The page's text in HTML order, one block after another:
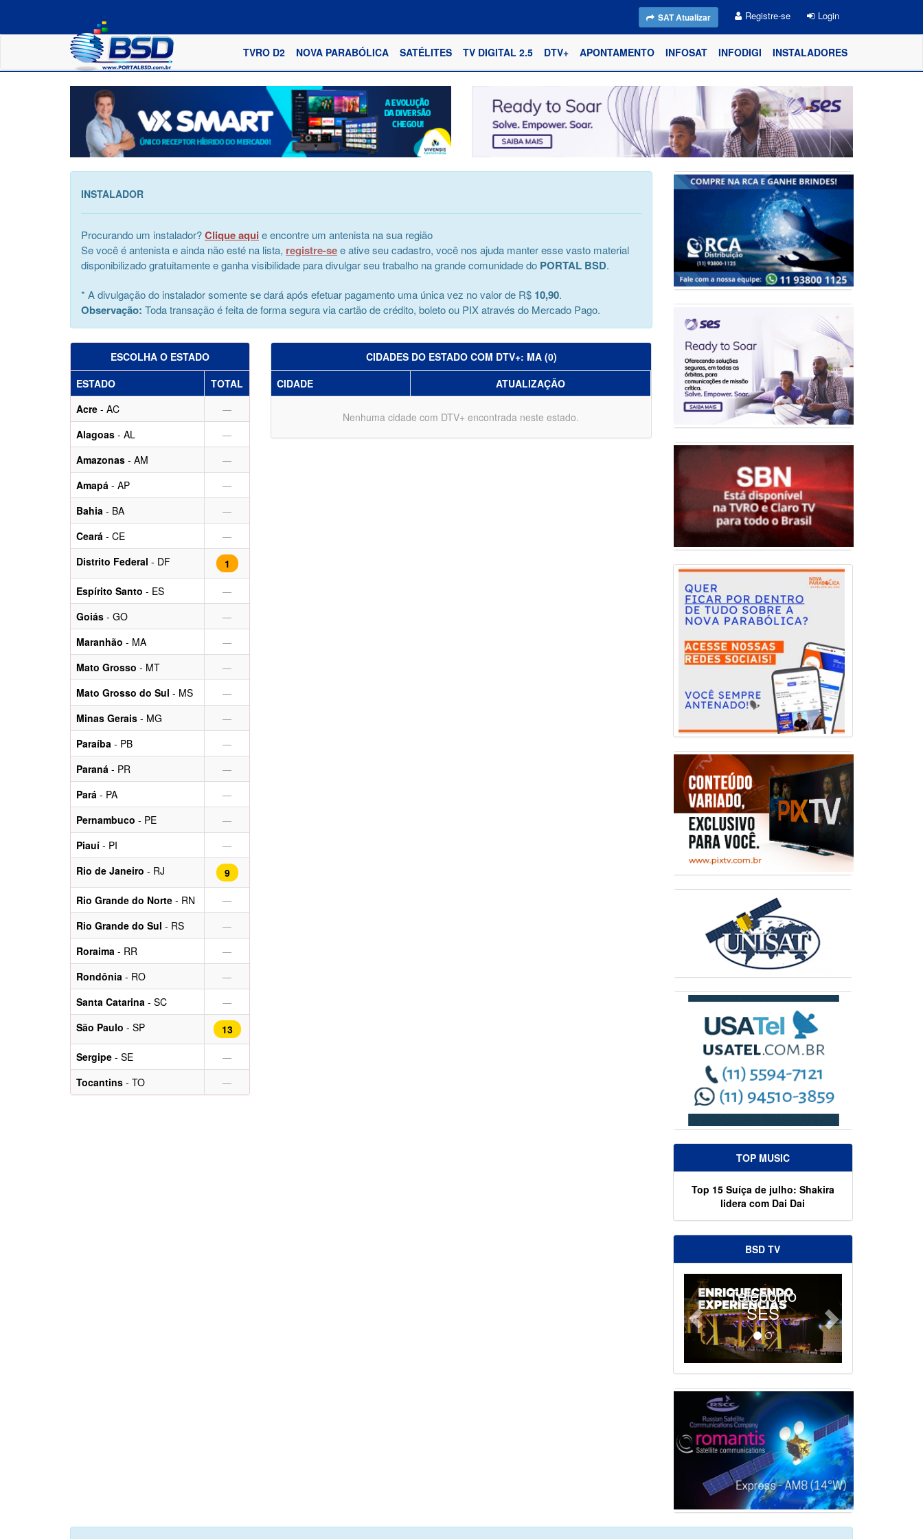
SAT Atualizar Registre-se Login
TVRO D2 NOVA PARABÓLICA SATÉLITES TV DIGITAL 2.5 DTV+ APONTAMENTO INFOSAT INFODIGI INSTALADORES
INSTALADOR
Procurando um instalador?Clique aqui e encontre um antenista na sua região
Se você é antenista e ainda não esté na lista, registre-see ative seu cadastro, você nos ajuda manter esse vasto material
disponibilizado gratuitamente e ganha visibilidade para divulgar seu trabalho na grande comunidade do PORTAL BSD.
* A divulgação do instalador somente se dará após efetuar pagamento uma única vez no valor de R$ 10,90.
Observação: Toda transação é feita de forma segura via cartão de crédito, boleto ou PIX através do Mercado Pago.
ESCOLHA O ESTADO
ESTADO
TOTAL
Acre - AC —
Alagoas - AL —
Amazonas - AM —
Amapá - AP —
Bahia - BA —
Ceará - CE —
Distrito Federal - DF
1
Espírito Santo - ES —
Goiás - GO —
Maranhão - MA —
Mato Grosso - MT —
Mato Grosso do Sul - MS —
Minas Gerais - MG —
Paraíba - PB —
Paraná - PR —
Pará - PA —
Pernambuco - PE —
Piauí - PI —
Rio de Janeiro - RJ
9
Rio Grande do Norte - RN —
Rio Grande do Sul - RS —
Roraima - RR —
Rondônia - RO —
Santa Catarina - SC —
São Paulo - SP
13
Sergipe - SE —
Tocantins - TO —
CIDADES DO ESTADO COM DTV+: MA (0)
CIDADE
ATUALIZAÇÃO
Nenhuma cidade com DTV+ encontrada neste estado.
TOP MUSIC
Top 15 Suíça de julho: Shakira
lidera com Dai Dai
BSD TV
Teleporto
SES